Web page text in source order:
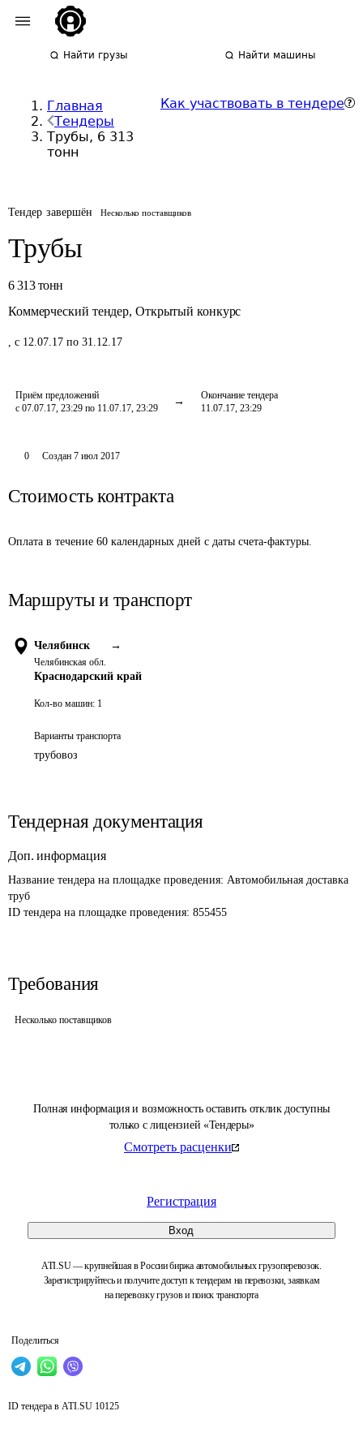
Найти грузы Найти машины
Главная
Тендеры
Трубы, 6 313
тонн
Как участвовать в тендере
Тендер завершён Несколько поставщиков
Трубы
6 313 тонн
Коммерческий тендер, Открытый конкурс
, с 12.07.17 по 31.12.17
Приём предложений
с 07.07.17, 23:29 по 11.07.17, 23:29
Окончание тендера
11.07.17, 23:29
Полная информация и возможность оставить отклик доступны
только с лицензией «Тендеры»
Смотреть расценки
Регистрация
Вход
ATI.SU — крупнейшая в России биржа автомобильных грузоперевозок.
Зарегистрируйтесь и получите доступ к тендерам на перевозки, заявкам
на перевозку грузов и поиск транспорта
Поделиться
0 Создан 7 июл 2017
Стоимость контракта
Оплата в течение 60 календарных дней с даты счета-фактуры.
Маршруты и транспорт
Челябинск →
Челябинская обл.
Краснодарский край
Кол-во машин: 1
Варианты транспорта
трубовоз
Тендерная документация
Доп. информация
Название тендера на площадке проведения: Автомобильная доставка
труб
ID тендера на площадке проведения: 855455
Требования
Несколько поставщиков
ID тендера в ATI.SU 10125